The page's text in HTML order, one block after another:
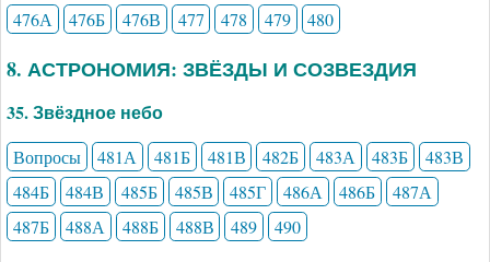
476А
476Б 476В 477 478 479 480
8. АСТРОНОМИЯ: ЗВЁЗДЫ И СОЗВЕЗДИЯ
35. Звёздное небо
Вопросы 481А 481Б 481В 482Б 483А 483Б
483В
484Б
484В 485Б 485В 485Г 486А 486Б
487А
487Б
488А 488Б 488В 489 490